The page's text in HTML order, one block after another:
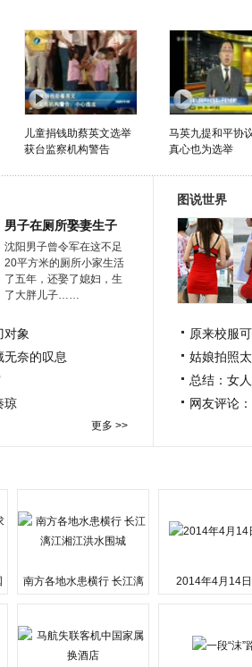
儿童捐钱助蔡英文选举
获台监察机构警告
马英九提和平协
真心也为选举
男子在厕所娶妻生子
沈阳男子曾令军在这不足
20平方米的厕所小家生活
了五年，还娶了媳妇，生
了大胖儿子……
对象
无奈的叹息
琼
更多 >>
图说世界
原来校服
姑娘拍照
总结：女
网友评论
南方各地水患横行 长江漓
2014年4月14